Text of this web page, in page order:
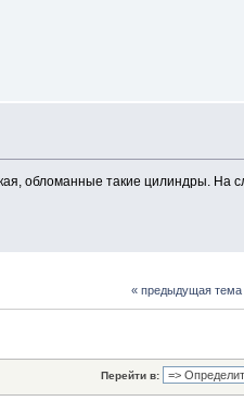
обломанные такие цилиндры. На
« предыдущая тема
Перейти в: